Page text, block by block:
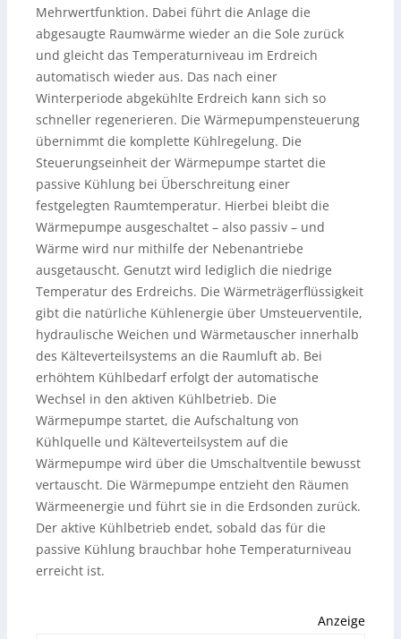
Mehrwertfunktion. Dabei führt die Anlage die
abgesaugte Raumwärme wieder an die Sole zurück
und gleicht das Temperaturniveau im Erdreich
automatisch wieder aus. Das nach einer
Winterperiode abgekühlte Erdreich kann sich so
schneller regenerieren. Die Wärmepumpensteuerung
übernimmt die komplette Kühlregelung. Die
Steuerungseinheit der Wärmepumpe startet die
passive Kühlung bei Überschreitung einer
festgelegten Raumtemperatur. Hierbei bleibt die
Wärmepumpe ausgeschaltet – also passiv – und
Wärme wird nur mithilfe der Nebenantriebe
ausgetauscht. Genutzt wird lediglich die niedrige
Temperatur des Erdreichs. Die Wärmeträgerflüssigkeit
gibt die natürliche Kühlenergie über Umsteuerventile,
hydraulische Weichen und Wärmetauscher innerhalb
des Kälteverteilsystems an die Raumluft ab. Bei
erhöhtem Kühlbedarf erfolgt der automatische
Wechsel in den aktiven Kühlbetrieb. Die
Wärmepumpe startet, die Aufschaltung von
Kühlquelle und Kälteverteilsystem auf die
Wärmepumpe wird über die Umschaltventile bewusst
vertauscht. Die Wärmepumpe entzieht den Räumen
Wärmeenergie und führt sie in die Erdsonden zurück.
Der aktive Kühlbetrieb endet, sobald das für die
passive Kühlung brauchbar hohe Temperaturniveau
erreicht ist.
Anzeige